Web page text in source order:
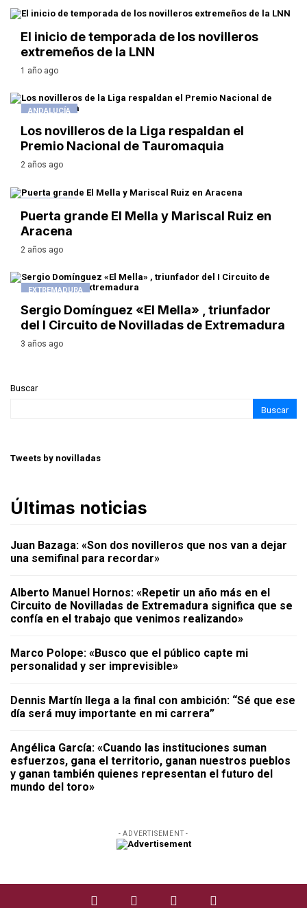
El inicio de temporada de los novilleros
extremeños de la LNN
1 año ago
ANDALUCÍA
Los novilleros de la Liga respaldan el
Premio Nacional de Tauromaquia
2 años ago
Puerta grande El Mella y Mariscal Ruiz en
Aracena
2 años ago
EXTREMADURA
Sergio Domínguez «El Mella» , triunfador
del I Circuito de Novilladas de Extremadura
3 años ago
Buscar
Buscar
Tweets by novilladas
Últimas noticias
Juan Bazaga: «Son dos novilleros que nos van a dejar
una semifinal para recordar»
Alberto Manuel Hornos: «Repetir un año más en el
Circuito de Novilladas de Extremadura significa que se
confía en el trabajo que venimos realizando»
Marco Polope: «Busco que el público capte mi
personalidad y ser imprevisible»
Dennis Martín llega a la final con ambición: “Sé que ese
día será muy importante en mi carrera”
Angélica García: «Cuando las instituciones suman
esfuerzos, gana el territorio, ganan nuestros pueblos
y ganan también quienes representan el futuro del
mundo del toro»
- ADVERTISEMENT -